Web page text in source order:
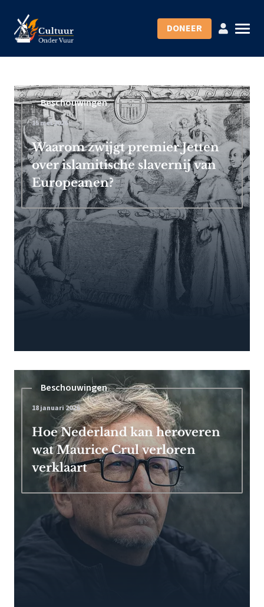
DONEER
Beschouwingen
15 mei 2026
Waarom zwijgt premier Jetten
over islamitische slavernij van
Europeanen?
Beschouwingen
18 januari 2026
Hoe Nederland kan heroveren
wat Maurice Crul verloren
verklaart